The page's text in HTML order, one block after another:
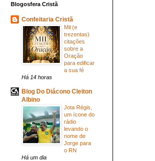
Blogosfera Cristã
Confeitaria Cristã
Mil (e
trezentas)
citações
sobre a
Oração
para edificar
a sua fé
Há 14 horas
Blog Do Diácono Cleiton
Albino
Jota Régis,
um ícone do
rádio
levando o
nome de
Jorge para
o RN
Há um dia